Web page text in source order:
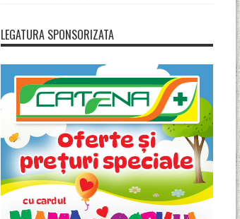
LEGATURA SPONSORIZATA